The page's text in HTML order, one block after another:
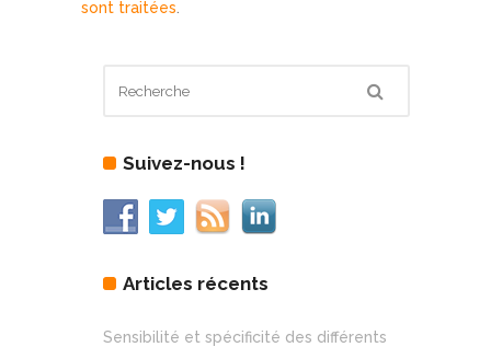
sont traitées
Suivez-nous !
Articles récents
Sensibilité et spécificité des différents